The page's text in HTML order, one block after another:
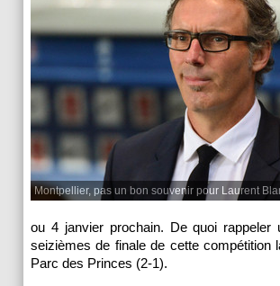
Montpellier, pas un bon souvenir pour Laurent
ou 4 janvier prochain. De quoi
seizièmes de finale de cette
Parc des Princes (2-1).